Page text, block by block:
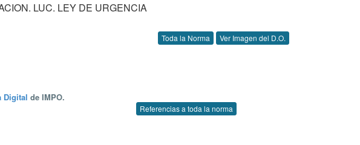
LUC. LEY DE URGENCIA
Toda la Norma Ver Imagen del D.O.
Digital de IMPO.
Referencias a toda la norma